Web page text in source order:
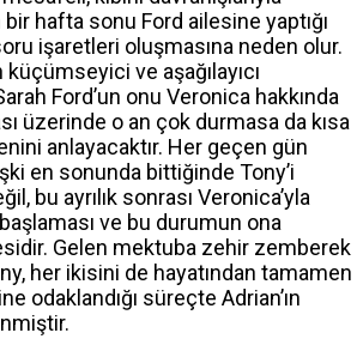
hafta sonu Ford ailesine yaptığı
işaretleri oluşmasına neden olur.
küçümseyici ve aşağılayıcı
Ford’un onu Veronica hakkında
üzerinde o an çok durmasa da kısa
anlayacaktır. Her geçen gün
en sonunda bittiğinde Tony’i
bu ayrılık sonrası Veronica’yla
ve bu durumun ona
Gelen mektuba zehir zemberek
her ikisini de hayatından tamamen
odaklandığı süreçte Adrian’ın